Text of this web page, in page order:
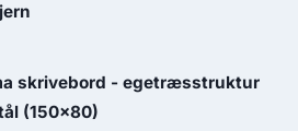
skrivebord - egetræsstruktur
(150x80)